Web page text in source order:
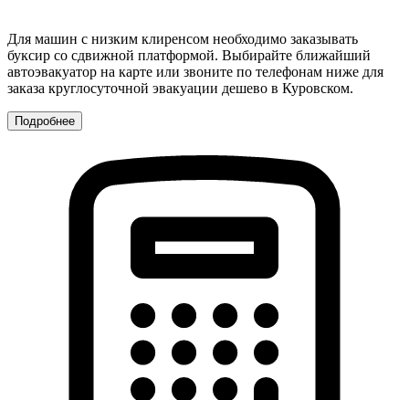
Для машин с низким клиренсом необходимо заказывать
буксир со сдвижной платформой. Выбирайте ближайший
автоэвакуатор на карте или звоните по телефонам ниже для
заказа круглосуточной эвакуации дешево в Куровском.
Подробнее